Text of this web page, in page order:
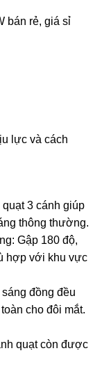
bán rẻ, giá sỉ
lực và cách
3 cánh giúp
thông thường.
Gập 180 độ,
hợp với khu vực
đồng đều
cho đôi mắt.
quạt còn được